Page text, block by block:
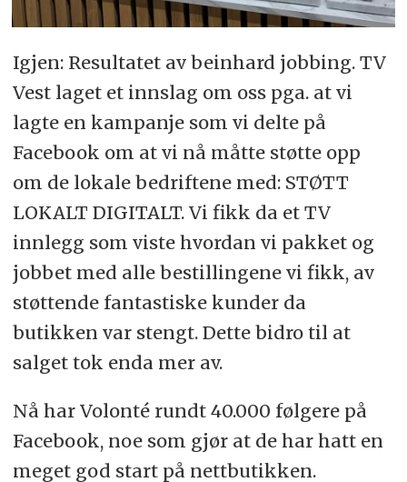
Igjen: Resultatet av beinhard jobbing. TV
Vest laget et innslag om oss pga. at vi
lagte en kampanje som vi delte på
Facebook om at vi nå måtte støtte opp
om de lokale bedriftene med: STØTT
LOKALT DIGITALT. Vi fikk da et TV
innlegg som viste hvordan vi pakket og
jobbet med alle bestillingene vi fikk, av
støttende fantastiske kunder da
butikken var stengt. Dette bidro til at
salget tok enda mer av.
Nå har Volonté rundt 40.000 følgere på
Facebook, noe som gjør at de har hatt en
meget god start på nettbutikken.